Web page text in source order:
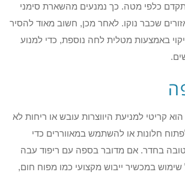
כלפי מטה. כך נמנעים מהשארת סימני
שכבר נוקו. לאחר מכן, חשוב מאוד להסיר
באמצעות מטלית לחה נוספת, כדי למנוע
קריטי למניעת היווצרות עובש או ריחות לא
חלונות או להשתמש במאווררים כדי
טובה בחדר. אם מדובר בספה עם ריפוד עבה
שימוש במכשיר ייבוש מקצועי כמו מפוח חום,